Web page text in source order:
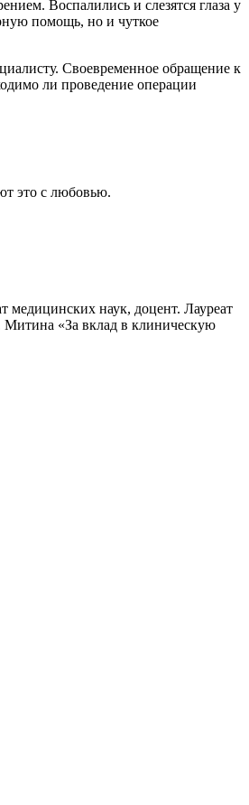
Воспалились и слезятся глаза у
помощь, но и чуткое
Своевременное обращение к
ли проведение операции
это с любовью.
наук, доцент. Лауреат
Митина «За вклад в клиническую